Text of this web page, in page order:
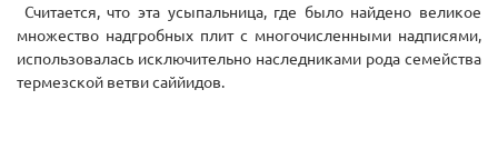
Считается, что эта усыпальница, где было найдено великое
множество надгробных плит с многочисленными надписями,
использовалась исключительно наследниками рода семейства
термезской ветви саййидов.